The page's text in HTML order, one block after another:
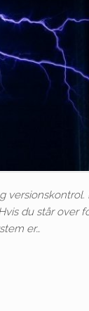
versionskontrol.
du står over
er…